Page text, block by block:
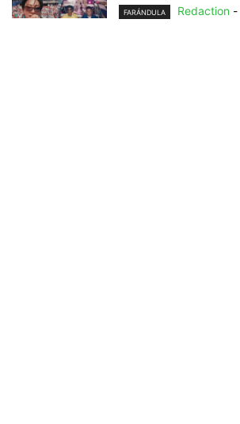
FARÁNDULA Redaction -